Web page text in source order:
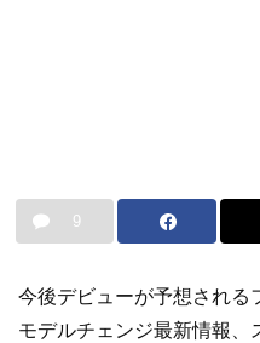
9
今後デビューが予想される
モデルチェンジ最新情報、